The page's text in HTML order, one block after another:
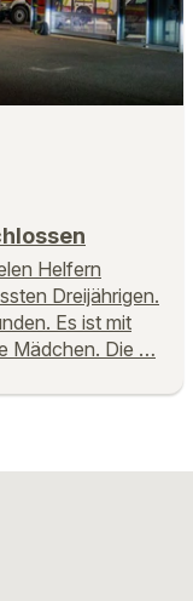
Helfern
Dreijährigen.
Es ist mit
Mädchen. Die …